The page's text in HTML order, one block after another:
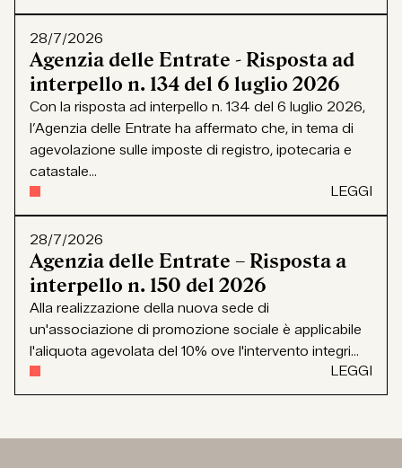
28/7/2026
Agenzia delle Entrate - Risposta ad
interpello n. 134 del 6 luglio 2026
Con la risposta ad interpello n. 134 del 6 luglio 2026,
l’Agenzia delle Entrate ha affermato che, in tema di
agevolazione sulle imposte di registro, ipotecaria e
catastale...
LEGGI
28/7/2026
Agenzia delle Entrate – Risposta a
interpello n. 150 del 2026
Alla realizzazione della nuova sede di
un'associazione di promozione sociale è applicabile
l'aliquota agevolata del 10% ove l'intervento integri...
LEGGI